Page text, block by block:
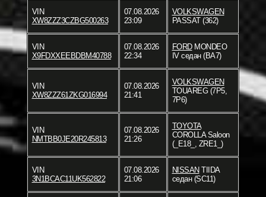
VIN
XW8ZZZ3CZBG500263
07.08.2026
23:09
VOLKSWAGEN
PASSAT (362)
VIN
X9FDXXEEBDBM40788
07.08.2026
22:34
FORDMONDEO
IV седан (BA7)
VIN
XW8ZZZ61ZKG016994
07.08.2026
21:41
VOLKSWAGEN
TOUAREG (7P5,
7P6)
VIN
NMTBB0JE20R245813
07.08.2026
21:26
TOYOTA
COROLLA Saloon
(_E18_, ZRE1_)
VIN
3N1BCAC11UK562822
07.08.2026
21:06
NISSANTIIDA
седан (SC11)